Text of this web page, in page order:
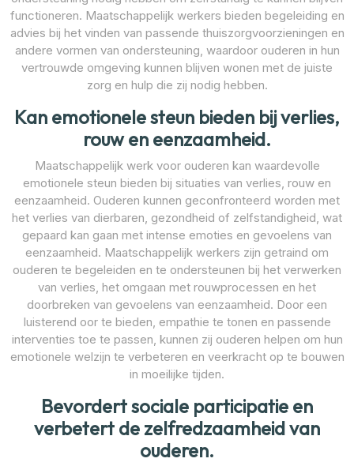
functioneren. Maatschappelijk werkers bieden begeleiding en
advies bij het vinden van passende thuiszorgvoorzieningen en
andere vormen van ondersteuning, waardoor ouderen in hun
vertrouwde omgeving kunnen blijven wonen met de juiste
zorg en hulp die zij nodig hebben.
Kan emotionele steun bieden bij verlies,
rouw en eenzaamheid.
Maatschappelijk werk voor ouderen kan waardevolle
emotionele steun bieden bij situaties van verlies, rouw en
eenzaamheid. Ouderen kunnen geconfronteerd worden met
het verlies van dierbaren, gezondheid of zelfstandigheid, wat
gepaard kan gaan met intense emoties en gevoelens van
eenzaamheid. Maatschappelijk werkers zijn getraind om
ouderen te begeleiden en te ondersteunen bij het verwerken
van verlies, het omgaan met rouwprocessen en het
doorbreken van gevoelens van eenzaamheid. Door een
luisterend oor te bieden, empathie te tonen en passende
interventies toe te passen, kunnen zij ouderen helpen om hun
emotionele welzijn te verbeteren en veerkracht op te bouwen
in moeilijke tijden.
Bevordert sociale participatie en
verbetert de zelfredzaamheid van
ouderen.